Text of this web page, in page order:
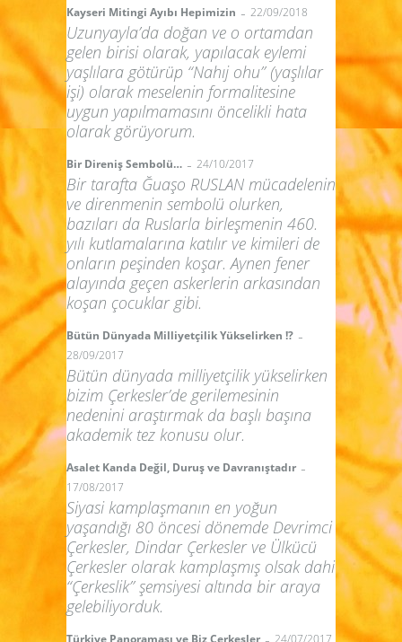
Kayseri Mitingi Ayıbı Hepimizin - 22/09/2018
Uzunyayla’da doğan ve o ortamdan
gelen birisi olarak, yapılacak eylemi
yaşlılara götürüp “Nahıj ohu” (yaşlılar
işi) olarak meselenin formalitesine
uygun yapılmamasını öncelikli hata
olarak görüyorum.
Bir Direniş Sembolü… - 24/10/2017
Bir tarafta Ğuaşo RUSLAN mücadelenin
ve direnmenin sembolü olurken,
bazıları da Ruslarla birleşmenin 460.
yılı kutlamalarına katılır ve kimileri de
onların peşinden koşar. Aynen fener
alayında geçen askerlerin arkasından
koşan çocuklar gibi.
Bütün Dünyada Milliyetçilik Yükselirken !? -
28/09/2017
Bütün dünyada milliyetçilik yükselirken
bizim Çerkesler’de gerilemesinin
nedenini araştırmak da başlı başına
akademik tez konusu olur.
Asalet Kanda Değil, Duruş ve Davranıştadır -
17/08/2017
Siyasi kamplaşmanın en yoğun
yaşandığı 80 öncesi dönemde Devrimci
Çerkesler, Dindar Çerkesler ve Ülkücü
Çerkesler olarak kamplaşmış olsak dahi
“Çerkeslik” şemsiyesi altında bir araya
gelebiliyorduk.
Türkiye Panoraması ve Biz Çerkesler 24/07/2017